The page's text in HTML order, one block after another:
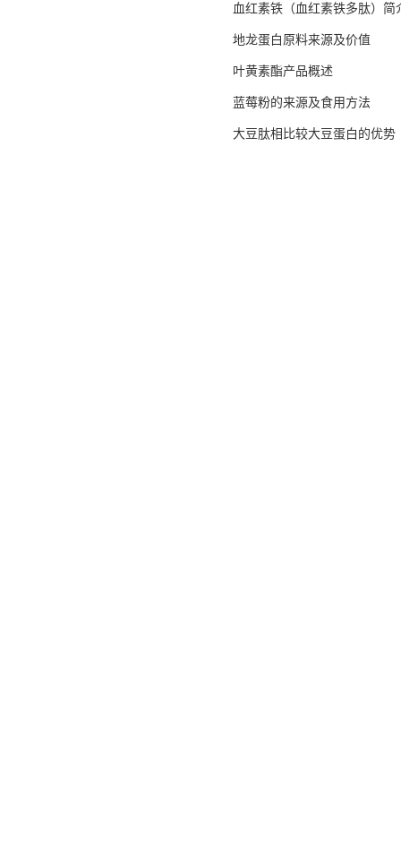
血红素铁（血红素铁多肽）简
地龙蛋白原料来源及价值
叶黄素酯产品概述
蓝莓粉的来源及食用方法
大豆肽相比较大豆蛋白的优势